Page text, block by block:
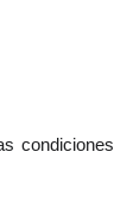
condiciones